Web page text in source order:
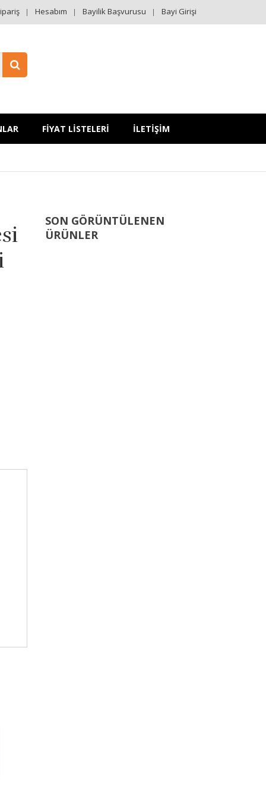
Hesabım Bayilik Başvurusu Bayi Girişi
FİYAT LİSTELERİ İLETİŞİM
SON GÖRÜNTÜLENEN
ÜRÜNLER